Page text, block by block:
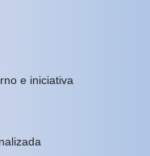
e iniciativa